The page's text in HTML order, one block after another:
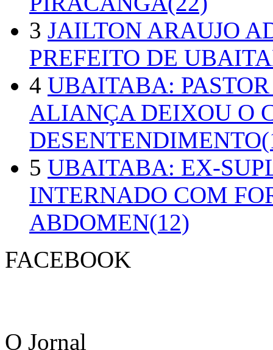
3 JAILTON ARAUJO
PREFEITO DE
4 UBAITABA:
ALIANÇA DEIXOU O
5 UBAITABA: EX-
INTERNADO COM
ABDOMEN(12)
FACEBOOK
O Jornal